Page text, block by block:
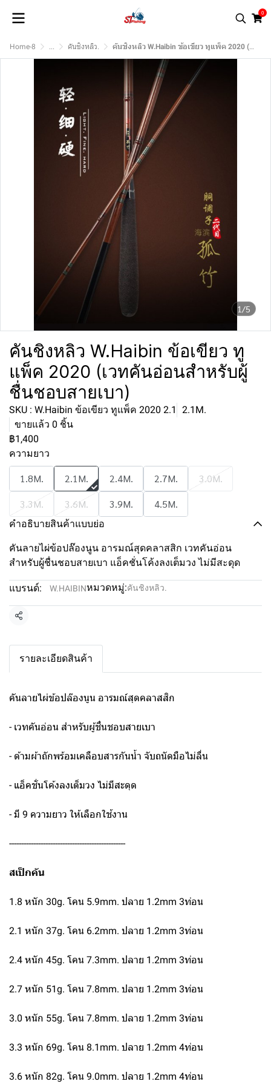
0
Home-8 ... คันชิงหลิว. คันชิงหลิว W.Haibin ข้อเขียว ทูแพ็ค 2020 (เวทคันอ่อนสำหรับผู้ชื่นชอบสายเบา)
1/5
คันชิงหลิว W.Haibin ข้อเขียว ทู
แพ็ค 2020 (เวทคันอ่อนสำหรับผู้
ชื่นชอบสายเบา)
SKU : W.Haibin ข้อเขียว ทูแพ็ค 2020 2.1
2.1M.
ขายแล้ว 0 ชิ้น
฿1,400
ความยาว
1.8M. 2.1M. 2.4M. 2.7M.
3.0M.
3.3M.
3.6M. 3.9M. 4.5M.
คำอธิบายสินค้าแบบย่อ
คันลายไผ่ข้อปล๊องนูน อารมณ์สุดคลาสสิก เวทคันอ่อน
สำหรับผู้ชื่นชอบสายเบา แอ็คชั่นโค้งลงเต็มวง ไม่มีสะดุด
แบรนด์: W.HAIBINหมวดหมู่:คันชิงหลิว.
แชร์
รายละเอียดสินค้า
คันลายไผ่ข้อปล๊องนูน อารมณ์สุดคลาสสิก
- เวทคันอ่อน สำหรับผู้ชื่นชอบสายเบา
- ด้ามผ้าถักพร้อมเคลือบสารกันน้ำ จับถนัดมือไม่ลื่น
- แอ็คชั่นโค้งลงเต็มวง ไม่มีสะดุด
- มี 9 ความยาว ให้เลือกใช้งาน
------------------------------------------------
สเป็กคัน
1.8 หนัก 30g. โคน 5.9mm. ปลาย 1.2mm 3ท่อน
2.1 หนัก 37g. โคน 6.2mm. ปลาย 1.2mm 3ท่อน
2.4 หนัก 45g. โคน 7.3mm. ปลาย 1.2mm 3ท่อน
2.7 หนัก 51g. โคน 7.8mm. ปลาย 1.2mm 3ท่อน
3.0 หนัก 55g. โคน 7.8mm. ปลาย 1.2mm 3ท่อน
3.3 หนัก 69g. โคน 8.1mm. ปลาย 1.2mm 4ท่อน
3.6 หนัก 82g. โคน 9.0mm. ปลาย 1.2mm 4ท่อน